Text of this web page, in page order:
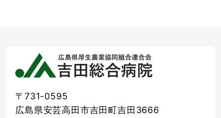
〒731-0595
広島県安芸高田市吉田町吉田3666